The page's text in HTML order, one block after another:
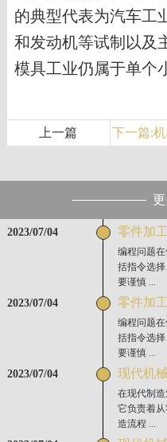
的典型代表为汽车工
和发动机等试制以及
模具工业仍属于单个
上一篇
下一篇:
2023/07/04 零件加
编程问题
括指令选
要谨慎 ...
2023/07/04 零件加
编程问题
括指令选
要谨慎 ...
2023/07/04 现代机
在现代制造
它负责着
造流程 ...